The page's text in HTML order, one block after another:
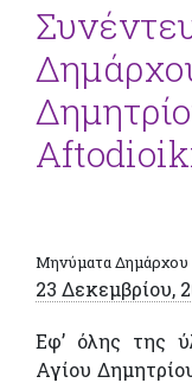
Μηνύματα Δημάρχου
23 Δεκεμβρίου,
Εφ’ όλης της
Αγίου